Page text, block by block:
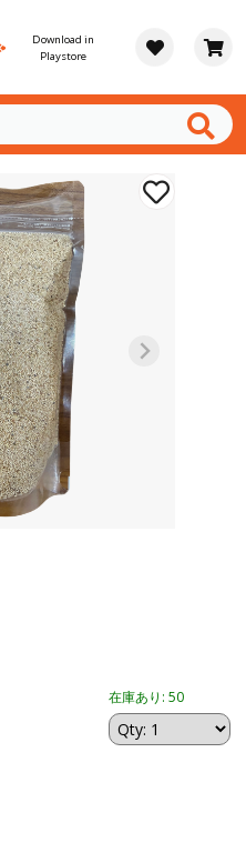
Download in
Playstore
在庫あり: 50